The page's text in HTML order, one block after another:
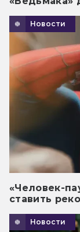
Новости
«Человек-
ставить
Новости